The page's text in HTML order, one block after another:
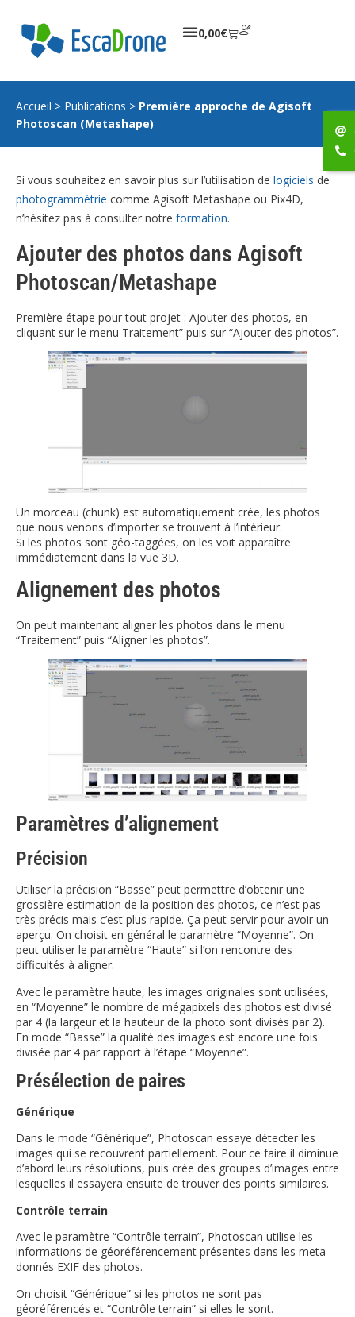
0,00€
Accueil > Publications > Première approche de Agisoft
Photoscan (Metashape)
Si vous souhaitez en savoir plus sur l’utilisation de logiciels de
photogrammétrie comme Agisoft Metashape ou Pix4D,
n’hésitez pas à consulter notre formation.
Ajouter des photos dans Agisoft
Photoscan/Metashape
Première étape pour tout projet : Ajouter des photos, en
cliquant sur le menu Traitement” puis sur “Ajouter des photos”.
Un morceau (chunk) est automatiquement crée, les photos
que nous venons d’importer se trouvent à l’intérieur.
Si les photos sont géo-taggées, on les voit apparaître
immédiatement dans la vue 3D.
Alignement des photos
On peut maintenant aligner les photos dans le menu
“Traitement” puis “Aligner les photos”.
Paramètres d’alignement
Précision
Utiliser la précision “Basse” peut permettre d’obtenir une
grossière estimation de la position des photos, ce n’est pas
très précis mais c’est plus rapide. Ça peut servir pour avoir un
aperçu. On choisit en général le paramètre “Moyenne”. On
peut utiliser le paramètre “Haute” si l’on rencontre des
difficultés à aligner.
Avec le paramètre haute, les images originales sont utilisées,
en “Moyenne” le nombre de mégapixels des photos est divisé
par 4 (la largeur et la hauteur de la photo sont divisés par 2).
En mode “Basse” la qualité des images est encore une fois
divisée par 4 par rapport à l’étape “Moyenne”.
Présélection de paires
Générique
Dans le mode “Générique”, Photoscan essaye détecter les
images qui se recouvrent partiellement. Pour ce faire il diminue
d’abord leurs résolutions, puis crée des groupes d’images entre
lesquelles il essayera ensuite de trouver des points similaires.
Contrôle terrain
Avec le paramètre “Contrôle terrain”, Photoscan utilise les
informations de géoréférencement présentes dans les meta-
donnés EXIF des photos.
On choisit “Générique” si les photos ne sont pas
géoréférencés et “Contrôle terrain” si elles le sont.